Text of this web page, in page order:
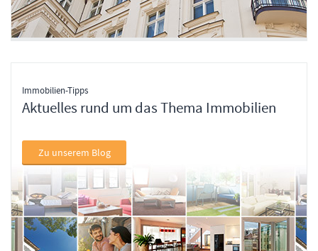
Immobilien-Tipps
Aktuelles rund um das Thema Immobilien
Zu unserem Blog